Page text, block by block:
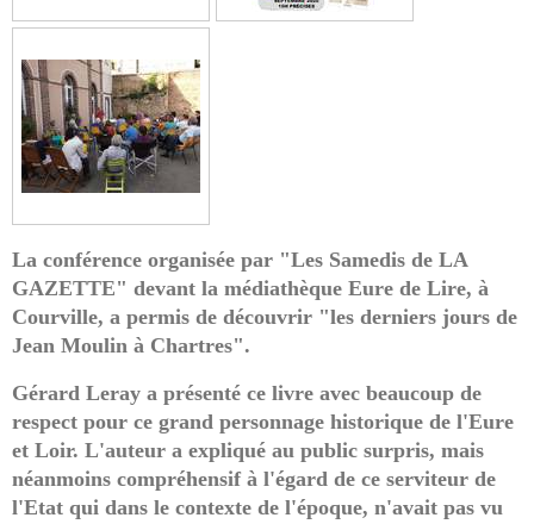
La conférence organisée par "Les Samedis de LA
GAZETTE" devant la médiathèque Eure de Lire, à
Courville, a permis de découvrir "les derniers jours de
Jean Moulin à Chartres".
Gérard Leray a présenté ce livre avec beaucoup de
respect pour ce grand personnage historique de l'Eure
et Loir. L'auteur a expliqué au public surpris, mais
néanmoins compréhensif à l'égard de ce serviteur de
l'Etat qui dans le contexte de l'époque, n'avait pas vu